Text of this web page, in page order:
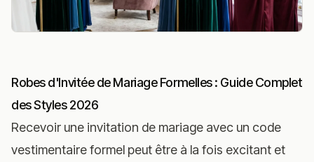
Robes d'Invitée de Mariage Formelles : Guide Complet
des Styles 2026
Recevoir une invitation de mariage avec un code
vestimentaire formel peut être à la fois excitant et